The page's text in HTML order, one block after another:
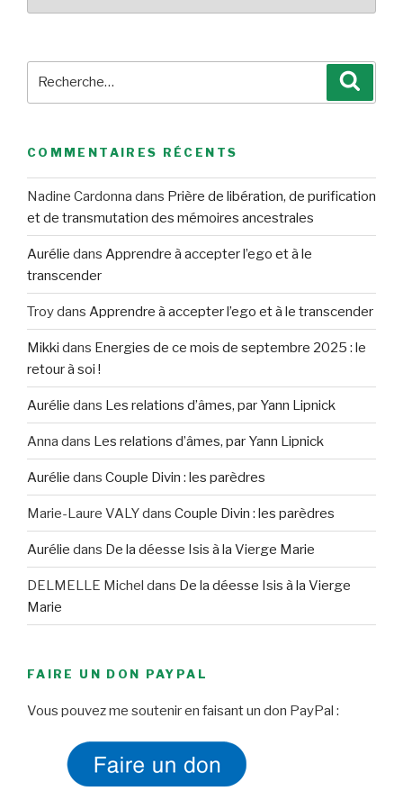
COMMENTAIRES RÉCENTS
Nadine Cardonna dans Prière de libération, de purification
et de transmutation des mémoires ancestrales
Aurélie dans Apprendre à accepter l’ego et à le
transcender
Troydans Apprendre à accepter l’ego et à le transcender
Mikki dans Energies de ce mois de septembre 2025 : le
retour à soi !
Aurélie dans Les relations d’âmes, par Yann Lipnick
Anna dans Les relations d’âmes, par Yann Lipnick
Aurélie dans Couple Divin : les parèdres
Marie-Laure VALYdans Couple Divin : les parèdres
Aurélie dans De la déesse Isis à la Vierge Marie
DELMELLE Michel dans De la déesse Isis à la Vierge
Marie
FAIRE UN DON PAYPAL
Vous pouvez me soutenir en faisant un don PayPal :